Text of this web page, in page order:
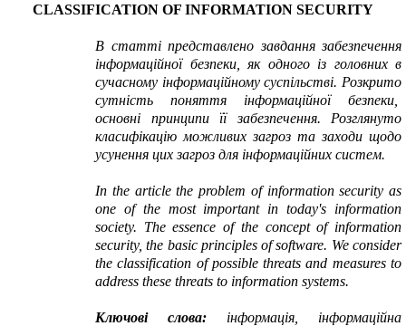
CLASSIFICATION OF INFORMATION SECURITY
В статті представлено завдання забезпечення
інформаційної безпеки, як одного із головних в
сучасному інформаційному суспільстві. Розкрито
сутність поняття інформаційної безпеки,
основні принципи її забезпечення. Розглянуто
класифікацію можливих загроз та заходи щодо
усунення цих загроз для інформаційних систем.
In the article the problem of information security as
one of the most important in today's information
society. The essence of the concept of information
security, the basic principles of software. We consider
the classification of possible threats and measures to
address these threats to information systems.
Ключові слова:
інформація, інформаційна